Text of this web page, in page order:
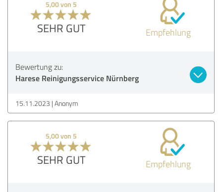
5,00 von 5
SEHR GUT Empfehlung
Bewertung zu:
Harese Reinigungsservice Nürnberg
15.11.2023 Anonym
5,00 von 5
SEHR GUT Empfehlung